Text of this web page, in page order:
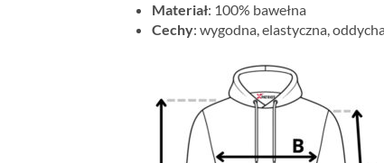
Materiał: 100% bawełna
Cechy: wygodna, elastyczna,